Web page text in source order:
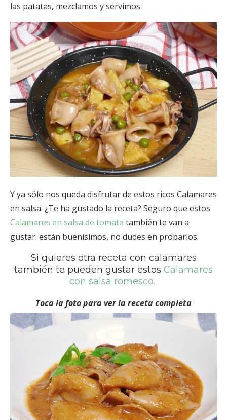
las patatas, mezclamos y servimos.
Y ya sólo nos queda disfrutar de estos ricos Calamares
en salsa. ¿Te ha gustado la receta? Seguro que estos
Calamares en salsa de tomate también te van a
gustar. están buenísimos, no dudes en probarlos.
Si quieres otra receta con calamares
también te pueden gustar estos Calamares
con salsa romesco.
Toca la foto para ver la receta completa